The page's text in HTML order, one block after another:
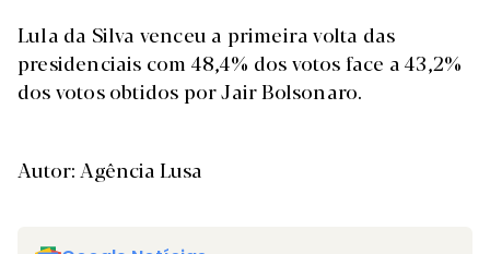
Lula da Silva venceu a primeira volta das
presidenciais com 48,4% dos votos face a 43,2%
dos votos obtidos por Jair Bolsonaro.
Autor: Agência Lusa